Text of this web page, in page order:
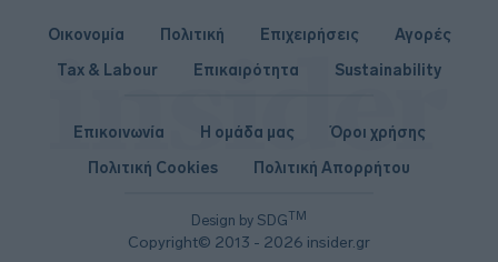
Οικονομία Πολιτική Επιχειρήσεις
Αγορές
Tax & Labour
Επικαιρότητα Sustainability
Design by SDGTM
Copyright© 2013 - 2026 insider.gr
Επικοινωνία Η ομάδα μας
Όροι χρήσης
Πολιτική Cookies
Πολιτική Απορρήτου